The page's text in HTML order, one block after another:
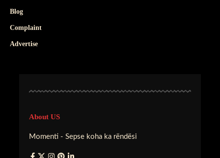
Blog
Complaint
Advertise
About US
Momenti - Sepse koha ka rëndësi